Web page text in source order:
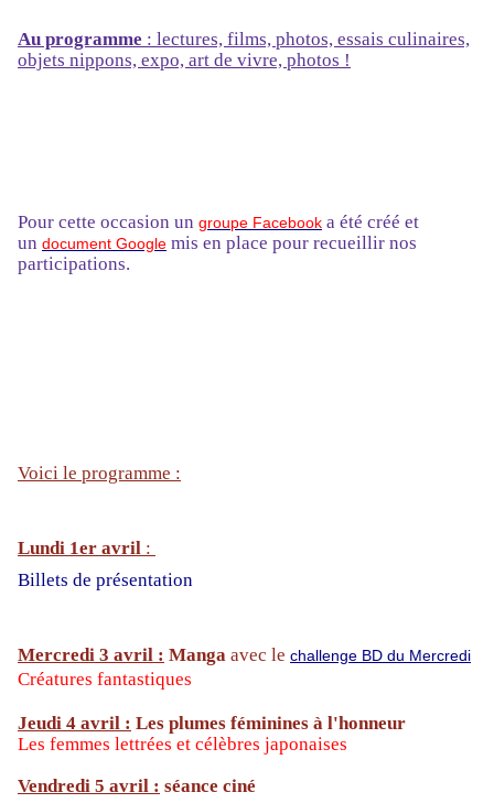
Au programme : lectures, films, photos, essais culinaires,
objets nippons, expo, art de vivre, photos !
Pour cette occasion un groupe Facebook a été créé et
un document Google mis en place pour recueillir nos
participations.
Voici le programme :
Lundi 1er avril :
Billets de présentation
Mercredi 3 avril : Manga avec le challenge BD du Mercredi
Créatures fantastiques
Jeudi 4 avril : Les plumes féminines à l'honneur
Les femmes lettrées et célèbres japonaises
Vendredi 5 avril : séance ciné